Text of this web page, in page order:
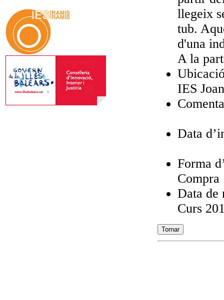
llegeix
tub.
d'una
A la
IES
Data
Forma
Compra
Data de
Curs